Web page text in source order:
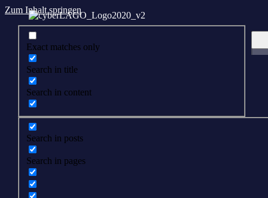
Zum Inhalt springen
Exact matches only
Search in title
Search in content
Search in posts
Search in pages